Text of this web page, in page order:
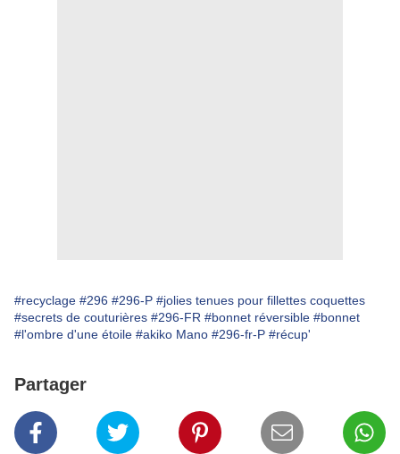
#recyclage #296 #296-P #jolies tenues pour fillettes coquettes
#secrets de couturières #296-FR #bonnet réversible #bonnet
#l'ombre d'une étoile #akiko Mano #296-fr-P #récup'
Partager